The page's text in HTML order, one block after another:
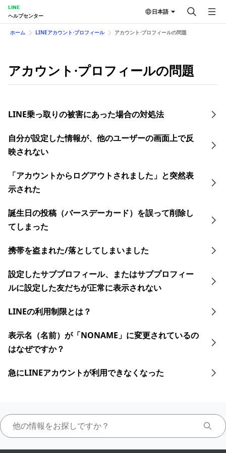
LINE
ヘルプセンター
日本語
ホーム LINEアカウント⋅プロフィール アカウント⋅プロフィールの問題
アカウント⋅プロフィールの問題
LINE乗っ取りの​被害に​あった​場合の​対処法
自分が設定した情報が、他のユーザーの画面上で反
映されない
「アカウントからログアウトされました」と突然表
示された
誕生日の投稿（バースデーカード）を誤って削除し
てしまった
携帯を盗まれた/落としてしまいました
設定したサブプロフィール、またはサブプロフィー
ルに設定した友だちが正常に表示されない
LINEの利用制限とは？
表示名（名前）が「NONAME」に変更されているの
はなぜですか？
急にLINEアカウントが利用できなくなった